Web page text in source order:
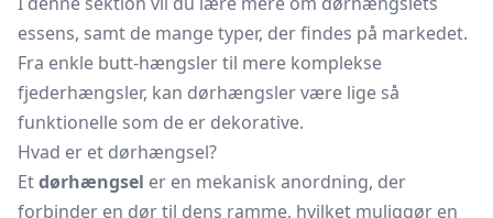
essens, samt de mange typer, der findes på markedet.
Fra enkle butt-hængsler til mere komplekse
fjederhængsler, kan dørhængsler være lige så
funktionelle som de er dekorative.
Hvad er et dørhængsel?
Etdørhængsel er en mekanisk anordning, der
forbinder en dør til dens ramme, hvilket muliggør en